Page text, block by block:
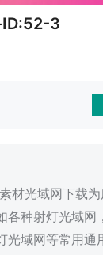
ID:52-3
材光域网下载
各种射灯光域网
光域网等常用通